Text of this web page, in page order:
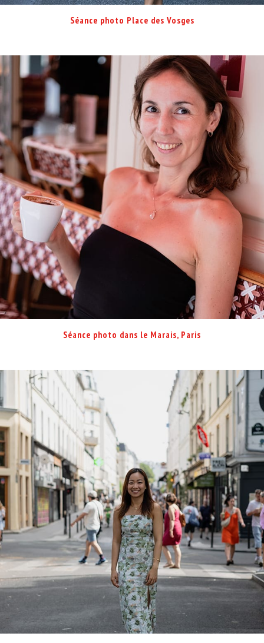
Séance photo Place des Vosges
Séance photo dans le Marais, Paris